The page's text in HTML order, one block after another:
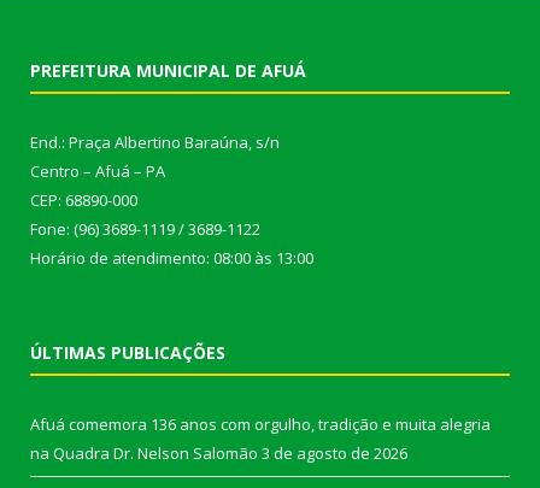
PREFEITURA MUNICIPAL DE AFUÁ
End.: Praça Albertino Baraúna, s/n
Centro – Afuá – PA
CEP: 68890-000
Fone: (96) 3689-1119 / 3689-1122
Horário de atendimento: 08:00 às 13:00
ÚLTIMAS PUBLICAÇÕES
Afuá comemora 136 anos com orgulho, tradição e muita alegria
na Quadra Dr. Nelson Salomão 3 de agosto de 2026